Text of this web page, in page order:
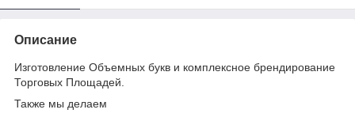
Описание
Изготовление Объемных букв и комплексное брендирование
Торговых Площадей.
Также мы делаем